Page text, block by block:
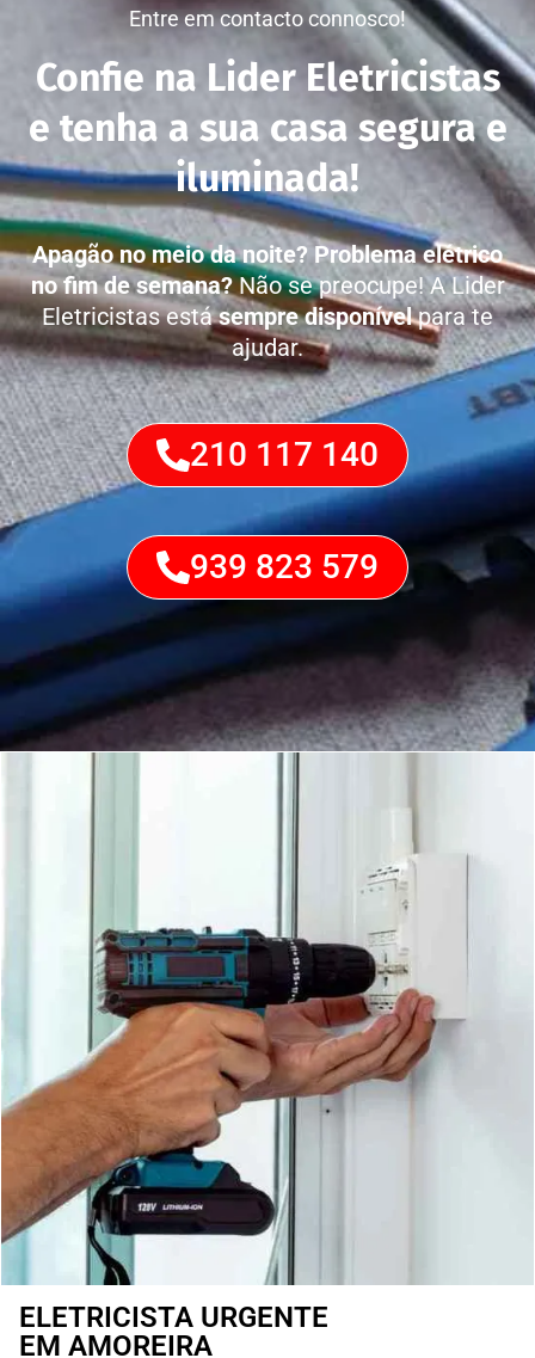
Entre em contacto connosco!
Confie na Lider Eletricistas
e tenha a sua casa segura e
iluminada!
Apagão no meio da noite? Problema elétrico
no fim de semana?Não se preocupe! A Lider
Eletricistas estásempre disponívelpara te
ajudar.
210 117 140
939 823 579
ELETRICISTA URGENTE
EM AMOREIRA